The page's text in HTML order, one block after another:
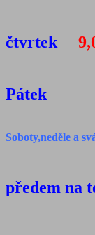
čtvrtek
Pátek
Soboty,neděle a
předem na